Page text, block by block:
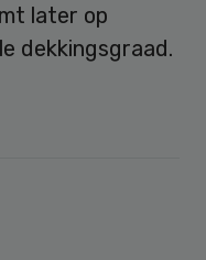
later op
dekkingsgraad.